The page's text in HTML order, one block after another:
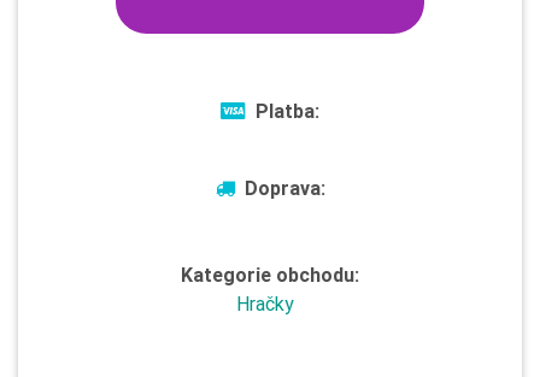
Platba:
Doprava:
Kategorie obchodu:
Hračky